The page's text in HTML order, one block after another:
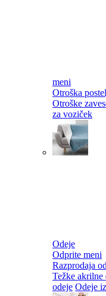
meni
Otroška
Otroške
za voziček
Odeje
Odprite meni
Razprodaja
Težke akrilne
odeje Odeje